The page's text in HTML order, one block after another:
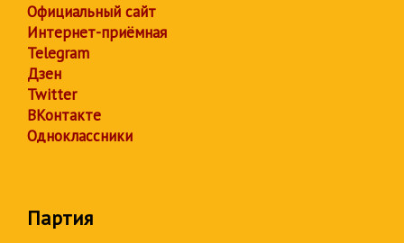
Официальный сайт
Интернет-приёмная
Telegram
Дзен
Twitter
ВКонтакте
Одноклассники
Партия